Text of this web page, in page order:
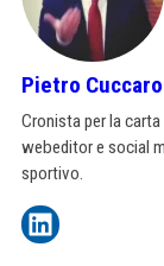
Pietro Cuccaro
Cronista per la
webeditor e social
sportivo.